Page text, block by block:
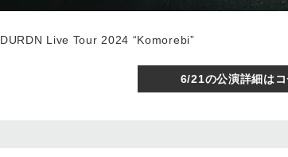
DURDN Live Tour 2024 “Komorebi”
6/21の公演詳細は